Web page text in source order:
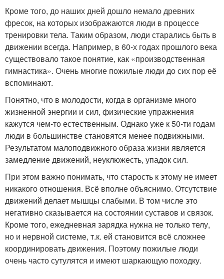
Кроме того, до наших дней дошло немало древних
фресок, на которых изображаются люди в процессе
тренировки тела. Таким образом, люди старались быть в
движении всегда. Например, в 60-х годах прошлого века
существовало такое понятие, как «производственная
гимнастика». Очень многие пожилые люди до сих пор её
вспоминают.
Понятно, что в молодости, когда в организме много
жизненной энергии и сил, физические упражнения
кажутся чем-то естественным. Однако уже к 50-ти годам
люди в большинстве становятся менее подвижными.
Результатом малоподвижного образа жизни является
замедление движений, неуклюжесть, упадок сил.
При этом важно понимать, что старость к этому не имеет
никакого отношения. Всё вполне объяснимо. Отсутствие
движений делает мышцы слабыми. В том числе это
негативно сказывается на состоянии суставов и связок.
Кроме того, ежедневная зарядка нужна не только телу,
но и нервной системе, т.к. ей становится всё сложнее
координировать движения. Поэтому пожилые люди
очень часто сутулятся и имеют шаркающую походку.